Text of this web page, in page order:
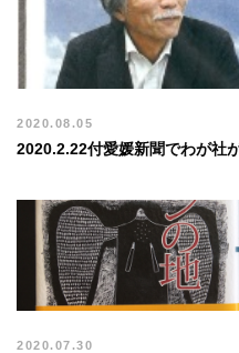
2020.08.05
2020.2.22付愛媛新聞でわが社
2020.07.30